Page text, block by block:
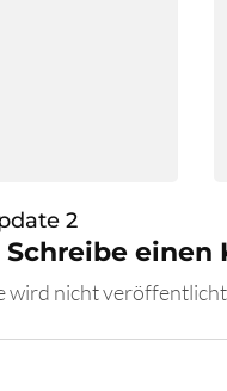
2
Schreibe einen
wird nicht